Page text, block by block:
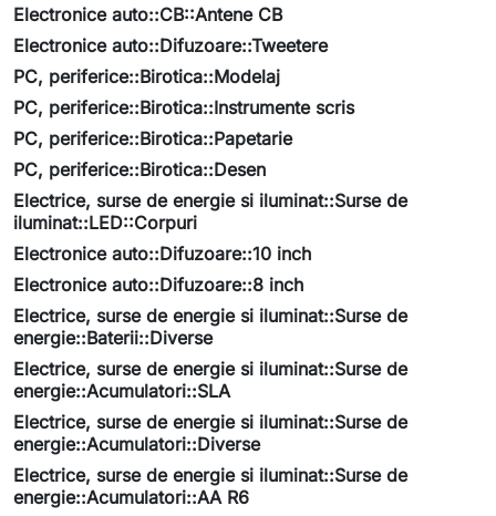
Electronice auto::CB::Antene CB
Electronice auto::Difuzoare::Tweetere
PC, periferice::Birotica::Modelaj
PC, periferice::Birotica::Instrumente scris
PC, periferice::Birotica::Papetarie
PC, periferice::Birotica::Desen
Electrice, surse de energie si iluminat::Surse de
iluminat::LED::Corpuri
Electronice auto::Difuzoare::10 inch
Electronice auto::Difuzoare::8 inch
Electrice, surse de energie si iluminat::Surse de
energie::Baterii::Diverse
Electrice, surse de energie si iluminat::Surse de
energie::Acumulatori::SLA
Electrice, surse de energie si iluminat::Surse de
energie::Acumulatori::Diverse
Electrice, surse de energie si iluminat::Surse de
energie::Acumulatori::AA R6